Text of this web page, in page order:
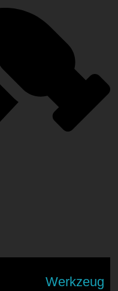
Werkzeug